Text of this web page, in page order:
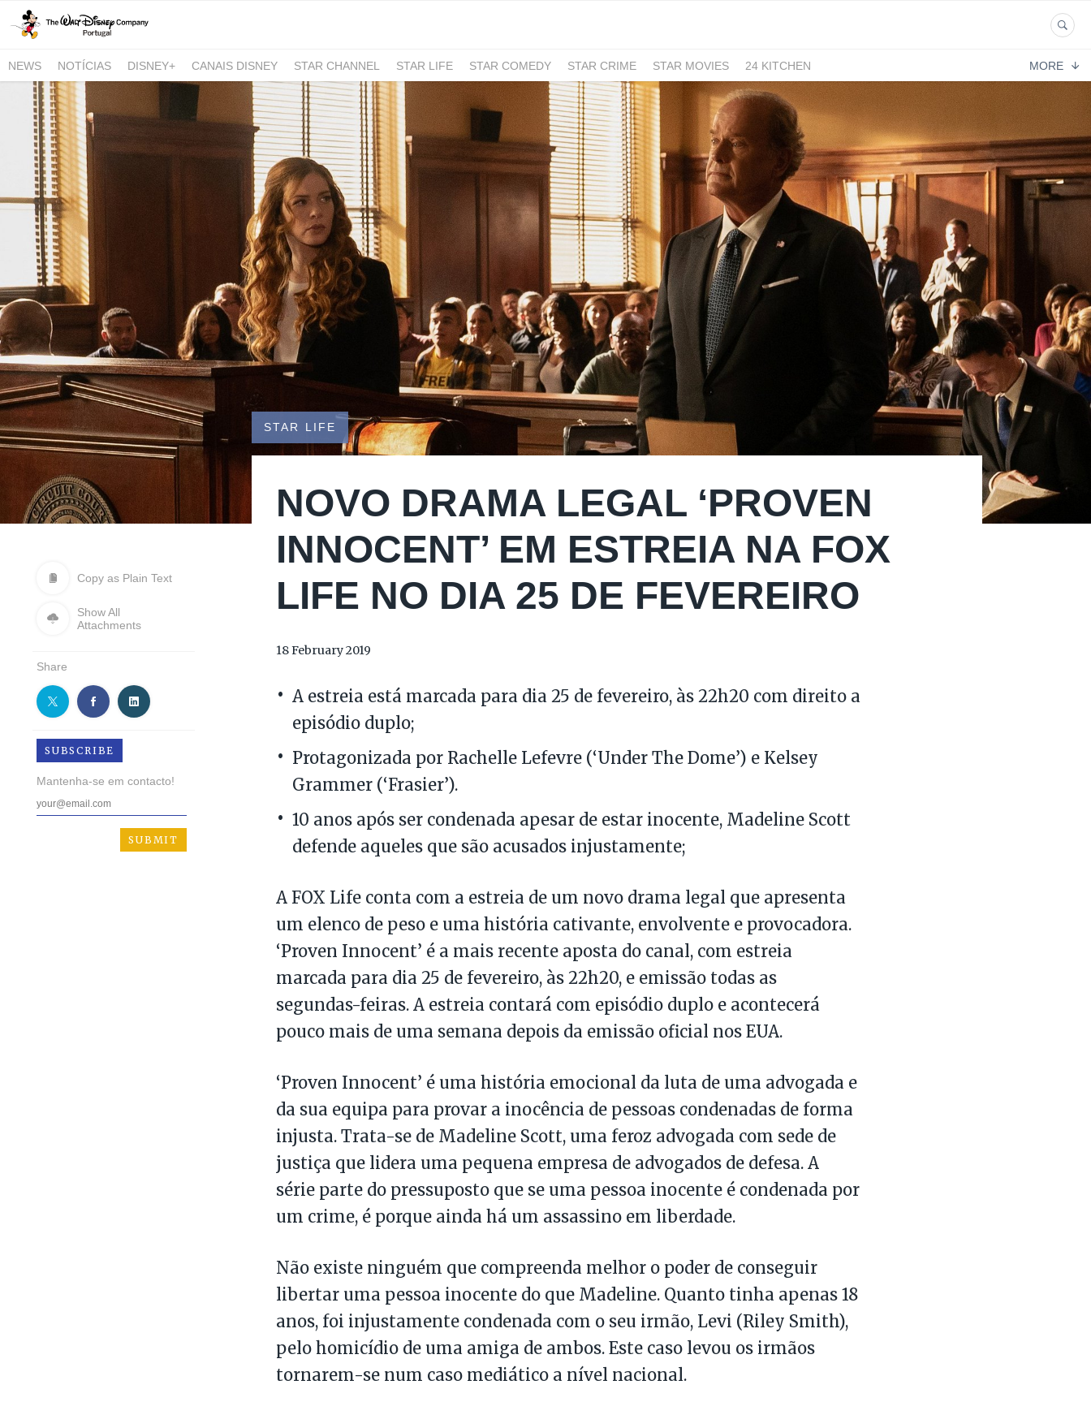
NEWS NOTÍCIAS DISNEY+ CANAIS DISNEY STAR CHANNEL STAR LIFE STAR COMEDY STAR CRIME STAR MOVIES
24 KITCHEN
NATIONAL GEOGRAPHIC AND NATIONAL GEOGRAPHIC WILD
MORE
Copy as Plain Text
Show All
Attachments
Share
SUBSCRIBE
Mantenha-se em contacto!
STAR LIFE
NOVO DRAMA LEGAL ‘PROVEN
INNOCENT’ EM ESTREIA NA FOX
LIFE NO DIA 25 DE FEVEREIRO
18 February 2019
A estreia está marcada para dia 25 de fevereiro, às 22h20 com direito a
episódio duplo;
Protagonizada por Rachelle Lefevre (‘Under The Dome’) e Kelsey
Grammer (‘Frasier’).
10 anos após ser condenada apesar de estar inocente, Madeline Scott
defende aqueles que são acusados injustamente;
A FOX Life conta com a estreia de um novo drama legal que apresenta
um elenco de peso e uma história cativante, envolvente e provocadora.
‘Proven Innocent’ é a mais recente aposta do canal, com estreia
marcada para dia 25 de fevereiro, às 22h20, e emissão todas as
segundas-feiras. A estreia contará com episódio duplo e acontecerá
pouco mais de uma semana depois da emissão oficial nos EUA.
‘Proven Innocent’ é uma história emocional da luta de uma advogada e
da sua equipa para provar a inocência de pessoas condenadas de forma
injusta. Trata-se de Madeline Scott, uma feroz advogada com sede de
justiça que lidera uma pequena empresa de advogados de defesa. A
série parte do pressuposto que se uma pessoa inocente é condenada por
um crime, é porque ainda há um assassino em liberdade.
Não existe ninguém que compreenda melhor o poder de conseguir
libertar uma pessoa inocente do que Madeline. Quanto tinha apenas 18
anos, foi injustamente condenada com o seu irmão, Levi (Riley Smith),
pelo homicídio de uma amiga de ambos. Este caso levou os irmãos
tornarem-se num caso mediático a nível nacional.